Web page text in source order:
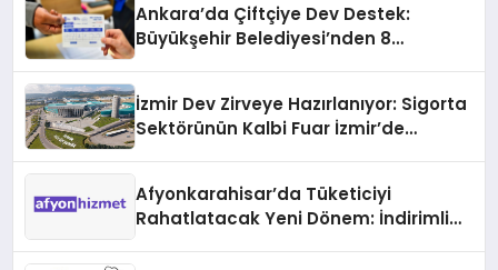
Ankara’da Çiftçiye Dev Destek:
Büyükşehir Belediyesi’nden 8
İzmir Dev Zirveye Hazırlanıyor: Sigorta
Sektörünün Kalbi Fuar İzmir’de
Afyonkarahisar’da Tüketiciyi
Rahatlatacak Yeni Dönem: İndirimli